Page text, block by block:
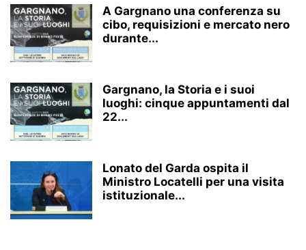
A Gargnano una conferenza su
cibo, requisizioni e mercato nero
durante...
Gargnano, la Storia e i suoi
luoghi: cinque appuntamenti dal
22...
Lonato del Garda ospita il
Ministro Locatelli per una visita
istituzionale...